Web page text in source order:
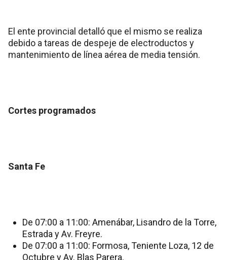
El ente provincial detalló que el mismo se realiza
debido a tareas de despeje de electroductos y
mantenimiento de línea aérea de media tensión.
Cortes programados
Santa Fe
De 07:00 a 11:00: Amenábar, Lisandro de la Torre,
Estrada y Av. Freyre.
De 07:00 a 11:00: Formosa, Teniente Loza, 12 de
Octubre y Av. Blas Parera.